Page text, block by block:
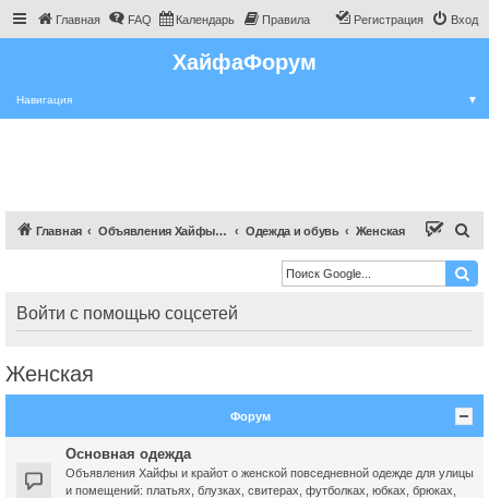
Главная FAQ Календарь Правила Вход
Регистрация
ХайфаФорум
Навигация ▼
Главная Объявления Хайфы и крайот Одежда и обувь Женская
и
к
Войти с помощью соцсетей
Женская
Форум
Основная одежда
Объявления Хайфы и крайот о женской повседневной одежде для улицы
и помещений: платьях, блузках, свитерах, футболках, юбках, брюках,